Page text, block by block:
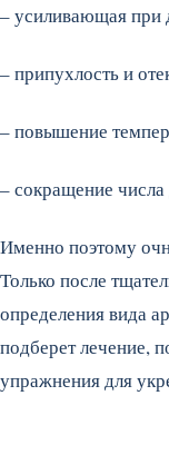
– усиливающая при
– припухлость и
– повышение
– сокращение
Именно поэтому
Только после
определения вида
подберет лечение,
упражнения для